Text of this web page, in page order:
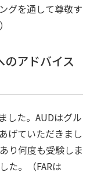
グを通して尊敬す
のアドバイス
した。AUDはグル
げていただきまし
り何度も受験しま
た。（FARは